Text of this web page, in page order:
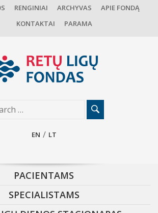
RENGINIAI ARCHYVAS
APIE FONDĄ
KONTAKTAI
PARAMA
EN LT
PACIENTAMS
SPECIALISTAMS